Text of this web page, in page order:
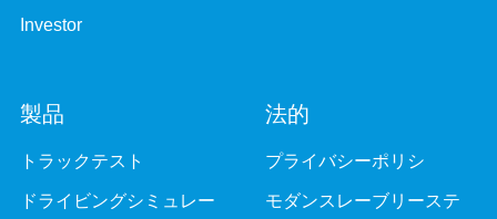
Investor
製品
トラックテスト
ドライビングシミュレー
法的
プライバシーポリシ
モダンスレーブリーステ